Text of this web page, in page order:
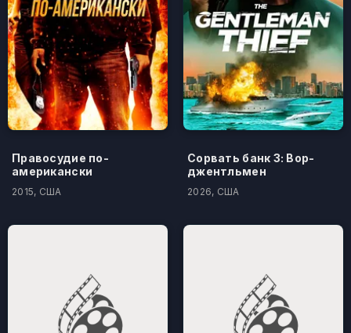
Правосудие по-
американски
2015, США
Сорвать банк 3: Вор-
джентльмен
2026, США